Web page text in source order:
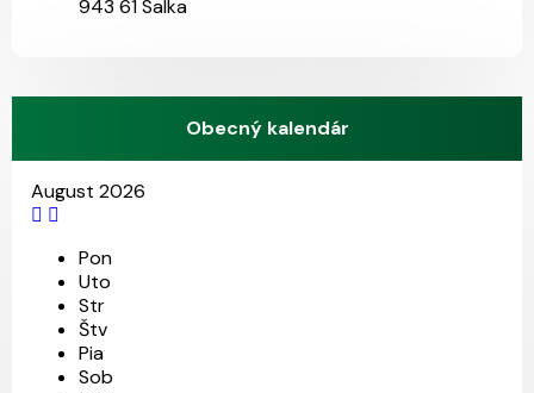
943 61 Salka
Obecný kalendár
August 2026
Pon
Uto
Str
Štv
Pia
Sob